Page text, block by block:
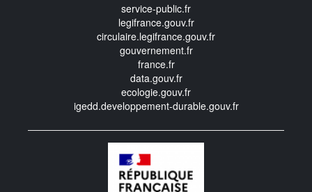
service-public.fr
legifrance.gouv.fr
circulaire.legifrance.gouv.fr
gouvernement.fr
france.fr
data.gouv.fr
ecologie.gouv.fr
igedd.developpement-durable.gouv.fr